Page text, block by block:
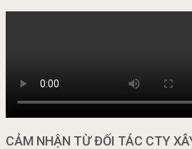
CẢM NHẬN TỪ ĐỐI TÁC CTY